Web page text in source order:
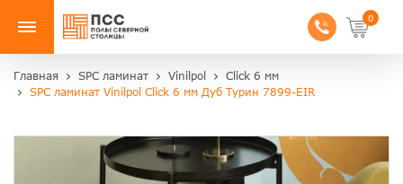
0
Главная SPC ламинат Vinilpol
Click 6 мм
SPC ламинат Vinilpol Click 6 мм Дуб Турин 7899-EIR